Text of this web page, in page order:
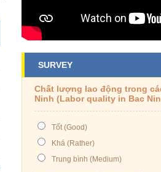
SURVEY
Chất lượng lao động trong
Ninh (Labor quality in Bac
Tốt (Good)
Khá (Rather)
Trung bình (Medium)